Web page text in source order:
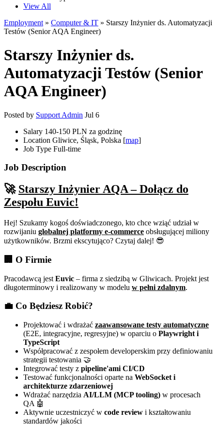
View All
Employment » Computer & IT » Starszy Inżynier ds. Automatyzacji
Testów (Senior AQA Engineer)
Starszy Inżynier ds.
Automatyzacji Testów (Senior
AQA Engineer)
Posted by Support Admin Jul 6
Salary 140-150 PLN za godzinę
Location Gliwice, Śląsk, Polska [map]
Job Type Full-time
Job Description
🚀 Starszy Inżynier AQA – Dołącz do
Zespołu Euvic!
Hej! Szukamy kogoś doświadczonego, kto chce wziąć udział w
rozwijaniu globalnej platformy e-commerce obsługującej miliony
użytkowników. Brzmi ekscytująco? Czytaj dalej! 😎
🏢 O Firmie
Pracodawcą jest Euvic – firma z siedzibą w Gliwicach. Projekt jest
długoterminowy i realizowany w modelu w pełni zdalnym.
💼 Co Będziesz Robić?
Projektować i wdrażać zaawansowane testy automatyczne
(E2E, integracyjne, regresyjne) w oparciu o Playwright i
TypeScript
Współpracować z zespołem developerskim przy definiowaniu
strategii testowania 🤝
Integrować testy z pipeline'ami CI/CD
Testować funkcjonalności oparte na WebSocket i
architekturze zdarzeniowej
Wdrażać narzędzia AI/LLM (MCP tooling) w procesach
QA 🤖
Aktywnie uczestniczyć w code review i kształtowaniu
standardów jakości